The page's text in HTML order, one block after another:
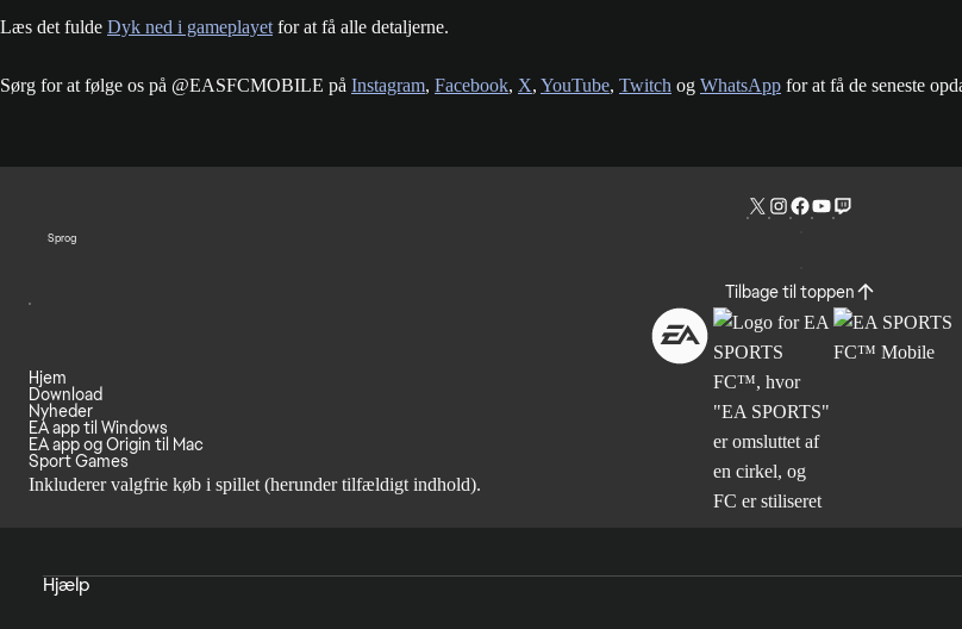
Læs det fulde Dyk ned i gameplayet for at få alle detaljerne.
Sørg for at følge os på @EASFCMOBILE på Instagram, Facebook, X, YouTube, Twitch og WhatsApp for at få de seneste
Sprog
Tilbage til toppen
Hjem
Download
Nyheder
EA app til Windows
EA app og Origin til Mac
Sport Games
Inkluderer valgfrie køb i spillet (herunder tilfældigt indhold).
Hjælp